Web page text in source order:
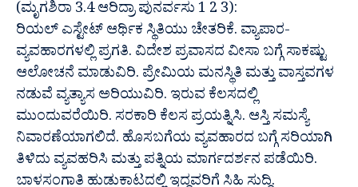
(ಮೃಗಶಿರಾ 3.4 ಆರಿದ್ರಾ ಪುನರ್ವಸು 1 2 3):
ರಿಯಲ್ ಎಸ್ಟೇಟ್ ಆರ್ಥಿಕ ಸ್ಥಿತಿಯು ಚೇತರಿಕೆ. ವ್ಯಾಪಾರ-
ವ್ಯವಹಾರಗಳಲ್ಲಿ ಪ್ರಗತಿ. ವಿದೇಶ ಪ್ರವಾಸದ ವೀಸಾ ಬಗ್ಗೆ ಸಾಕಷ್ಟು
ಆಲೋಚನೆ ಮಾಡುವಿರಿ. ಪ್ರೇಮಿಯ ಮನಸ್ಥಿತಿ ಮತ್ತು ವಾಸ್ತವಗಳ
ನಡುವೆ ವ್ಯತ್ಯಾಸ ಅರಿಯುವಿರಿ. ಇರುವ ಕೆಲಸದಲ್ಲಿ
ಮುಂದುವರೆಯಿರಿ. ಸರಕಾರಿ ಕೆಲಸ ಪ್ರಯತ್ನಿಸಿ. ಆಸ್ತಿ ಸಮಸ್ಯೆ
ನಿವಾರಣೆಯಾಗಲಿದೆ. ಹೊಸಬಗೆಯ ವ್ಯವಹಾರದ ಬಗ್ಗೆ ಸರಿಯಾಗಿ
ತಿಳಿದು ವ್ಯವಹರಿಸಿ ಮತ್ತು ಪತ್ನಿಯ ಮಾರ್ಗದರ್ಶನ ಪಡೆಯಿರಿ.